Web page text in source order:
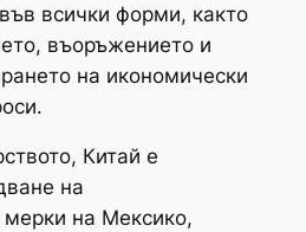
всички форми, както
въоръжението и
на икономически
Китай е
на
мерки на Мексико,